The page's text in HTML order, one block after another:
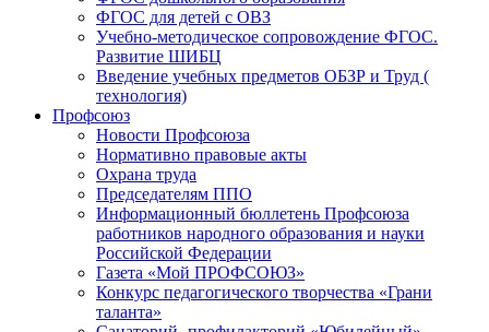
ФГОС для детей с ОВЗ
Учебно-методическое сопровождение ФГОС.
Развитие ШИБЦ
Введение учебных предметов ОБЗР и Труд (
технология)
Профсоюз
Новости Профсоюза
Нормативно правовые акты
Охрана труда
Председателям ППО
Информационный бюллетень Профсоюза
работников народного образования и науки
Российской Федерации
Газета «Мой ПРОФСОЮЗ»
Конкурс педагогического творчества «Грани
таланта»